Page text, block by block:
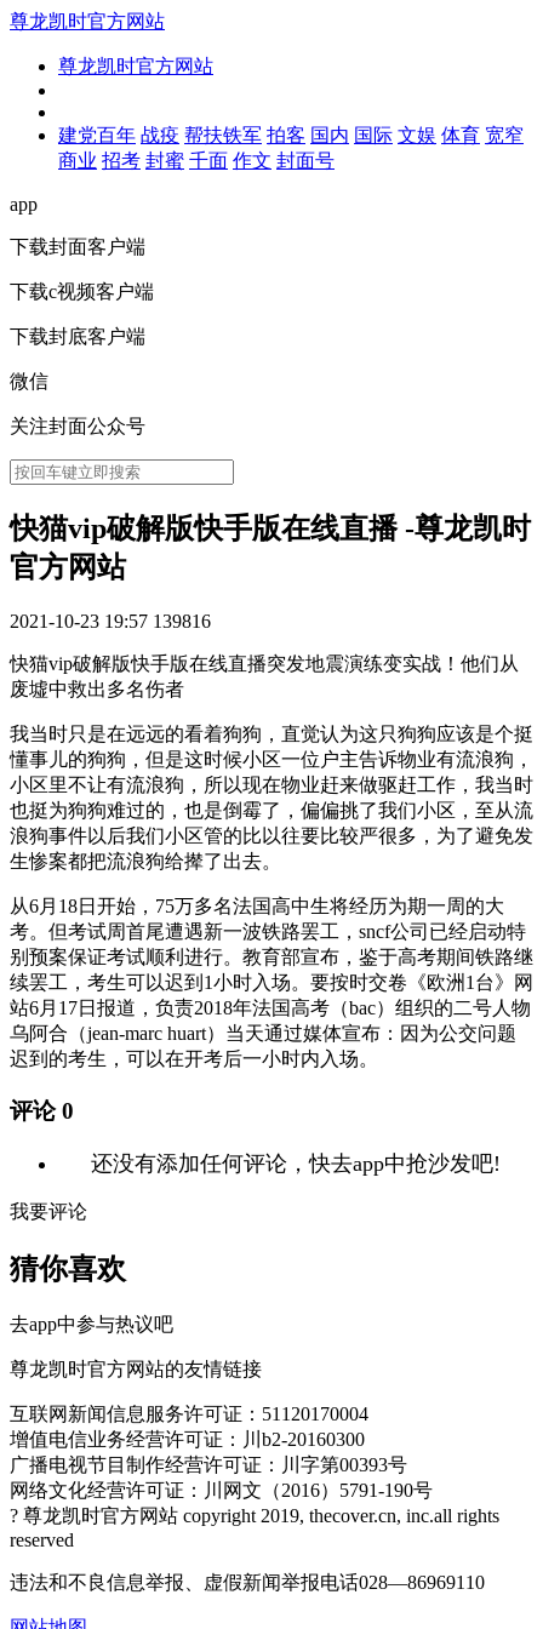
尊龙凯时官方网站
尊龙凯时官方网站
建党百年 战疫 帮扶铁军 拍客 国内 国际 文娱 体育 宽窄
商业 招考 封蜜 千面 作文 封面号
app
下载封面客户端
下载c视频客户端
下载封底客户端
微信
关注封面公众号
快猫vip破解版快手版在线直播 -尊龙凯时
官方网站
2021-10-23 19:57 139816
快猫vip破解版快手版在线直播突发地震演练变实战！他们从
废墟中救出多名伤者
我当时只是在远远的看着狗狗，直觉认为这只狗狗应该是个挺
懂事儿的狗狗，但是这时候小区一位户主告诉物业有流浪狗，
小区里不让有流浪狗，所以现在物业赶来做驱赶工作，我当时
也挺为狗狗难过的，也是倒霉了，偏偏挑了我们小区，至从流
浪狗事件以后我们小区管的比以往要比较严很多，为了避免发
生惨案都把流浪狗给撵了出去。
从6月18日开始，75万多名法国高中生将经历为期一周的大
考。但考试周首尾遭遇新一波铁路罢工，sncf公司已经启动特
别预案保证考试顺利进行。教育部宣布，鉴于高考期间铁路继
续罢工，考生可以迟到1小时入场。要按时交卷《欧洲1台》网
站6月17日报道，负责2018年法国高考（bac）组织的二号人物
乌阿合（jean-marc huart）当天通过媒体宣布：因为公交问题
迟到的考生，可以在开考后一小时内入场。
评论 0
还没有添加任何评论，快去app中抢沙发吧!
我要评论
猜你喜欢
去app中参与热议吧
尊龙凯时官方网站的友情链接
互联网新闻信息服务许可证：51120170004
增值电信业务经营许可证：川b2-20160300
广播电视节目制作经营许可证：川字第00393号
网络文化经营许可证：川网文（2016）5791-190号
? 尊龙凯时官方网站 copyright 2019, thecover.cn, inc.all rights
reserved
违法和不良信息举报、虚假新闻举报电话028—86969110